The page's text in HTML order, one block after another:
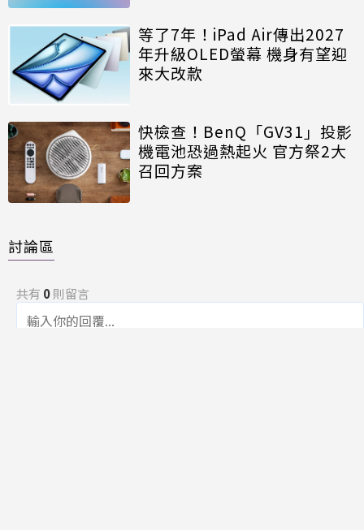
等了7年！iPad Air傳出2027
年升級OLED螢幕 機身有望迎
來大改款
快檢查！BenQ「GV31」投影
機電池恐過熱起火 官方祭2大
召回方案
討論區
共有 0則留言